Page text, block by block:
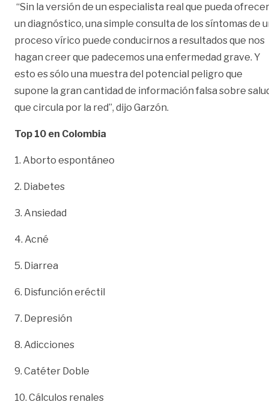
“Sin la versión de un especialista real que pueda ofrecer
un diagnóstico, una simple consulta de los síntomas de
proceso vírico puede conducirnos a resultados que nos
hagan creer que padecemos una enfermedad grave. Y
esto es sólo una muestra del potencial peligro que
supone la gran cantidad de información falsa sobre
que circula por la red”, dijo Garzón.
Top 10 en Colombia
1. Aborto espontáneo
2. Diabetes
3. Ansiedad
4. Acné
5. Diarrea
6. Disfunción eréctil
7. Depresión
8. Adicciones
9. Catéter Doble
10. Cálculos renales